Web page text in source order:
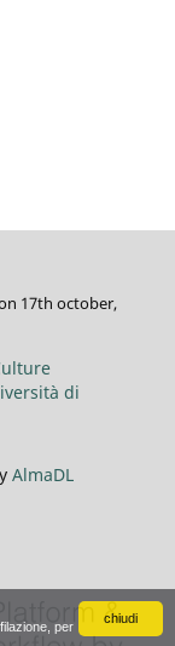
chiudi
per
17th october,
di
AlmaDL